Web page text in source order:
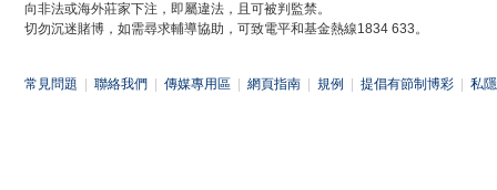
向非法或海外莊家下注，即屬違法，且可被判監禁。
切勿沉迷賭博，如需尋求輔導協助，可致電平和基金熱線1834 633。
常見問題 聯絡我們 傳媒專用區 網頁指南 規例 提倡有節制博彩 私